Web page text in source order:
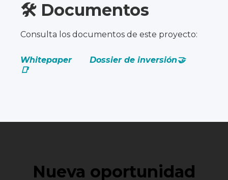
🛠️ Documentos
Consulta los documentos de este proyecto:
Whitepaper
📑
Dossier de inversión🤝
Nueva oportunidad